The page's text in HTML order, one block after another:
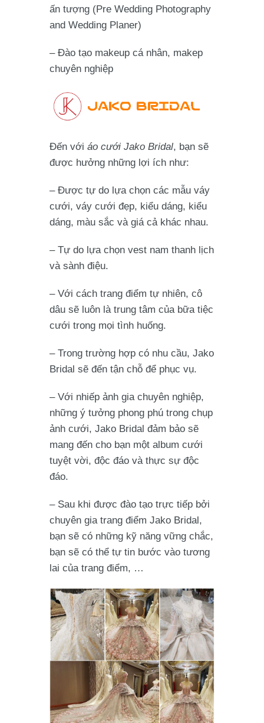
ấn tượng (Pre Wedding Photography
and Wedding Planer)
– Đào tạo makeup cá nhân, makep
chuyên nghiệp
Đến với áo cưới Jako Bridal, bạn sẽ
được hưởng những lợi ích như:
– Được tự do lựa chọn các mẫu váy
cưới, váy cưới đẹp, kiểu dáng, kiểu
dáng, màu sắc và giá cả khác nhau.
– Tự do lựa chọn vest nam thanh lịch
và sành điệu.
– Với cách trang điểm tự nhiên, cô
dâu sẽ luôn là trung tâm của bữa tiệc
cưới trong mọi tình huống.
– Trong trường hợp có nhu cầu, Jako
Bridal sẽ đến tận chỗ để phục vụ.
– Với nhiếp ảnh gia chuyên nghiệp,
những ý tưởng phong phú trong chụp
ảnh cưới, Jako Bridal đảm bảo sẽ
mang đến cho bạn một album cưới
tuyệt vời, độc đáo và thực sự độc
đáo.
– Sau khi được đào tạo trực tiếp bởi
chuyên gia trang điểm Jako Bridal,
bạn sẽ có những kỹ năng vững chắc,
bạn sẽ có thể tự tin bước vào tương
lai của trang điểm, …